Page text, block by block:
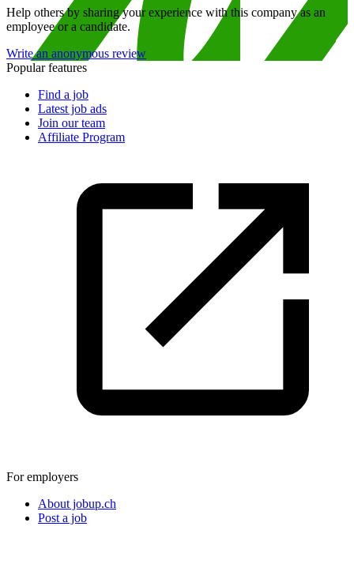
Help others by sharing your experience with this company as an
employee or a candidate.
Write an anonymous review
Popular features
Find a job
Latest job ads
Join our team
Affiliate Program
For employers
About jobup.ch
Post a job